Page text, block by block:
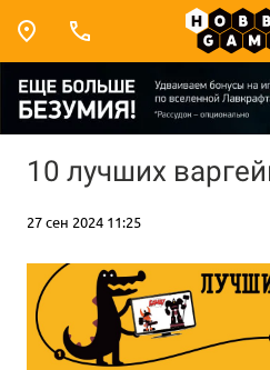
10 лучших
27 сен 2024 11:25